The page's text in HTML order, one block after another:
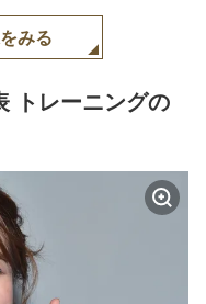
みる
トレーニングの